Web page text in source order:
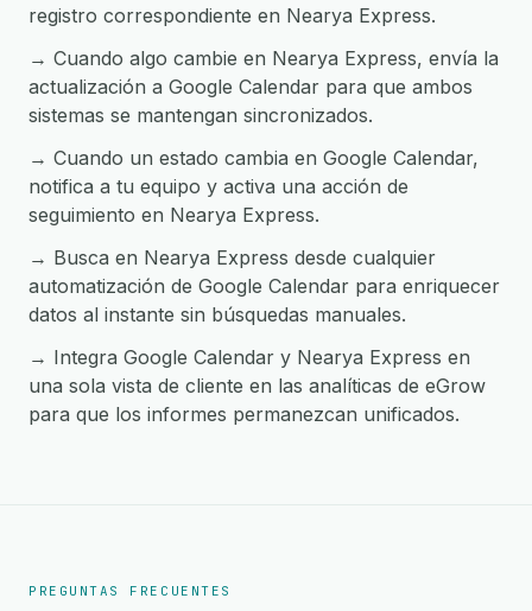
registro correspondiente en Nearya Express.
→ Cuando algo cambie en Nearya Express, envía la
actualización a Google Calendar para que ambos
sistemas se mantengan sincronizados.
→ Cuando un estado cambia en Google Calendar,
notifica a tu equipo y activa una acción de
seguimiento en Nearya Express.
→ Busca en Nearya Express desde cualquier
automatización de Google Calendar para enriquecer
datos al instante sin búsquedas manuales.
→ Integra Google Calendar y Nearya Express en
una sola vista de cliente en las analíticas de eGrow
para que los informes permanezcan unificados.
PREGUNTAS FRECUENTES